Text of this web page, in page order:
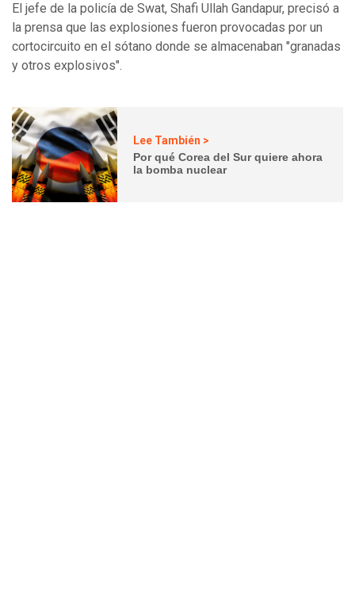
El jefe de la policía de Swat, Shafi Ullah Gandapur, precisó a
la prensa que las explosiones fueron provocadas por un
cortocircuito en el sótano donde se almacenaban "granadas
y otros explosivos".
Lee También >
Por qué Corea del Sur quiere ahora
la bomba nuclear